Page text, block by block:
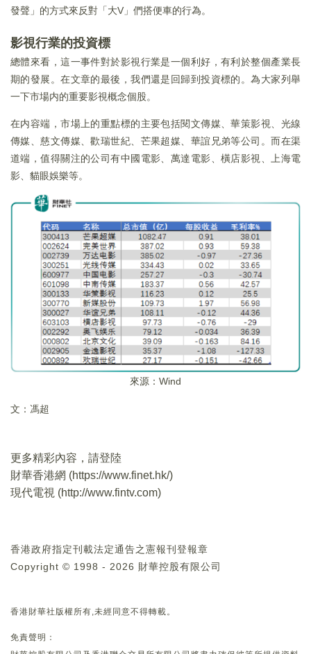
發聲」的方式來反對「大V」們搭便車的行為。
影視行業的投資標
總體來看，這一事件對於影視行業是一個利好，有利於整個產業長
期的發展。在文章的最後，我們還是回歸到投資標的。為大家列舉
一下市場内的重要影視概念個股。
在内容端，市場上的重點標的主要包括閱文傳媒、華策影視、光線
傳媒、慈文傳媒、歡瑞世紀、芒果超媒、華誼兄弟等公司。而在渠
道端，值得關注的公司有中國電影、萬達電影、橫店影視、上海電
影、貓眼娛樂等。
來源：Wind
文：馮超
更多精彩內容，請登陸
財華香港網 (https://www.finet.hk/)
現代電視 (http://www.fintv.com)
香港政府指定刊載法定通告之憲報刊登報章
Copyright © 1998 - 2026 財華控股有限公司
香港財華社版權所有,未經同意不得轉載。
免責聲明：